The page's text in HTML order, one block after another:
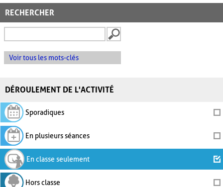
RECHERCHER
Voir tous les mots-clés
DÉROULEMENT DE L'ACTIVITÉ
Sporadiques
En plusieurs séances
En classe seulement
Hors classe